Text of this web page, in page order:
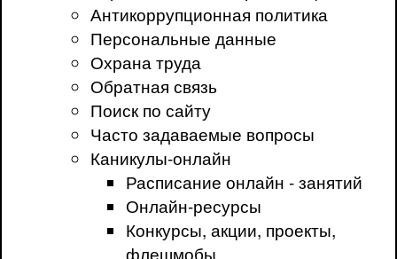
Антикоррупционная политика
Персональные данные
Охрана труда
Обратная связь
Поиск по сайту
Часто задаваемые вопросы
Каникулы-онлайн
Расписание онлайн - занятий
Онлайн-ресурсы
Конкурсы, акции, проекты,
флешмобы